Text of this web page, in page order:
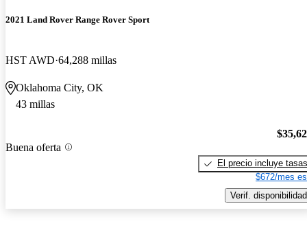
2021 Land Rover Range Rover Sport
HST AWD 64,288 millas
Oklahoma City, OK
43 millas
Buena oferta
El precio incluye tasas
$672/mes
Verif. disponibilidad